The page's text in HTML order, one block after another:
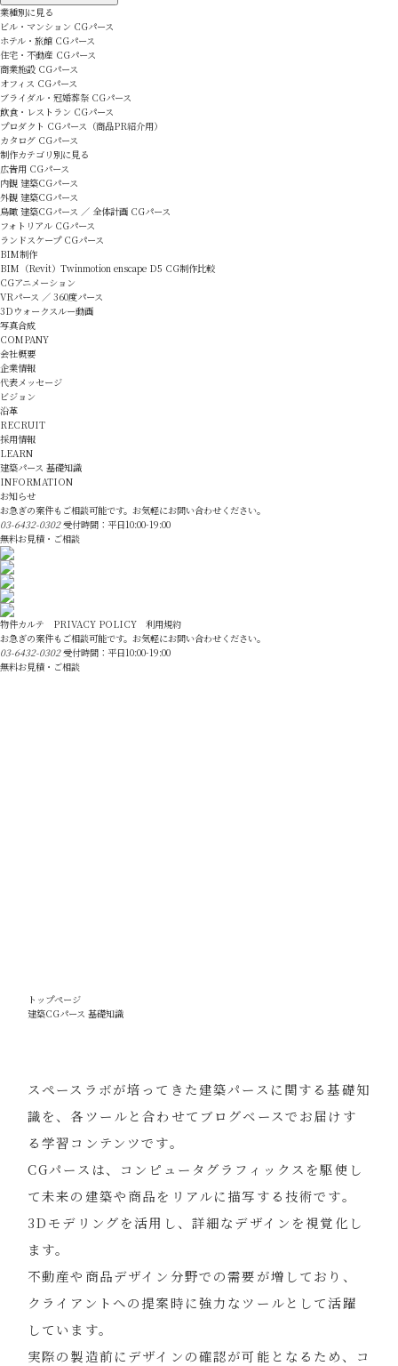
業種別に見る
ビル・マンション CGパース
ホテル・旅館 CGパース
住宅・不動産 CGパース
商業施設 CGパース
オフィス CGパース
ブライダル・冠婚葬祭 CGパース
飲食・レストラン CGパース
プロダクト CGパース（商品PR紹介用）
カタログ CGパース
制作カテゴリ別に見る
広告用 CGパース
内観 建築CGパース
外観 建築CGパース
鳥瞰 建築CGパース ／ 全体計画 CGパース
フォトリアル CGパース
ランドスケープ CGパース
BIM制作
BIM（Revit）Twinmotion enscape D5 CG制作比較
CGアニメーション
VRパース ／ 360度パース
3Dウォークスルー動画
写真合成
COMPANY
会社概要
企業情報
代表メッセージ
ビジョン
沿革
RECRUIT
採用情報
LEARN
建築パース 基礎知識
INFORMATION
お知らせ
お急ぎの案件もご相談可能です。お気軽にお問い合わせください。
03-6432-0302 受付時間：平日10:00-19:00
無料お見積・ご相談
物件カルテ PRIVACY POLICY
利用規約
お急ぎの案件もご相談可能です。お気軽にお問い合わせください。
03-6432-0302 受付時間：平日10:00-19:00
無料お見積・ご相談
トップページ
建築CGパース 基礎知識
スペースラボが培ってきた建築パースに関する基礎知
識を、各ツールと合わせてブログベースでお届けす
る学習コンテンツです。
CGパースは、コンピュータグラフィックスを駆使し
て未来の建築や商品をリアルに描写する技術です。
3Dモデリングを活用し、詳細なデザインを視覚化し
ます。
不動産や商品デザイン分野での需要が増しており、
クライアントへの提案時に強力なツールとして活躍
しています。
実際の製造前にデザインの確認が可能となるため、コ